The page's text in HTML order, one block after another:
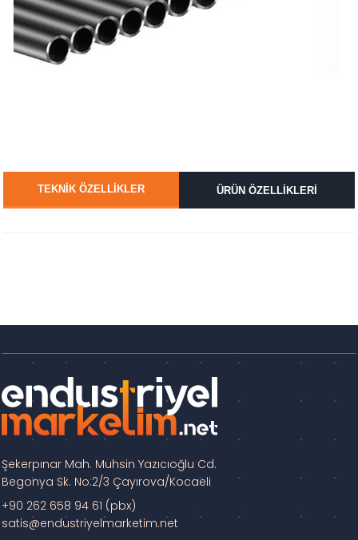
TEKNİK ÖZELLİKLER ÜRÜN ÖZELLİKLERİ
Şekerpınar Mah. Muhsin Yazıcıoğlu Cd.
Begonya Sk. No:2/3 Çayırova/Kocaeli
+90 262 658 94 61 (pbx)
satis@endustriyelmarketim.net